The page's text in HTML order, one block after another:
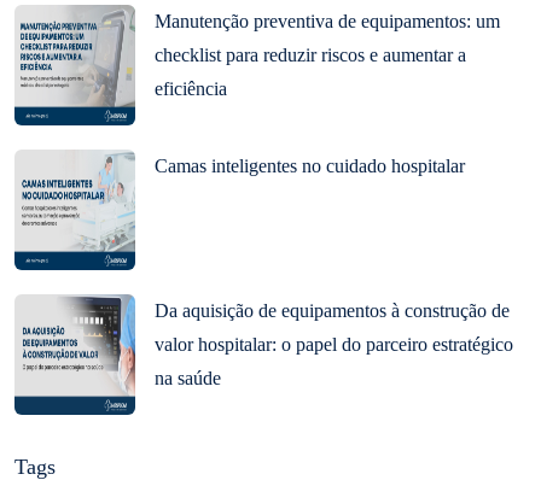
Manutenção preventiva de equipamentos: um
checklist para reduzir riscos e aumentar a
eficiência
Camas inteligentes no cuidado hospitalar
Da aquisição de equipamentos à construção de
valor hospitalar: o papel do parceiro estratégico
na saúde
Tags